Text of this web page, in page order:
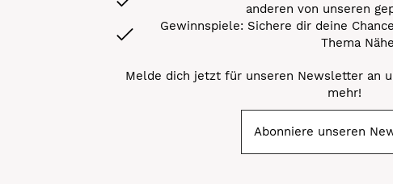
anderen von unseren
Gewinnspiele: Sichere dir deine
Thema
Melde dich jetzt für unseren Newsletter an
mehr!
Abonniere unseren